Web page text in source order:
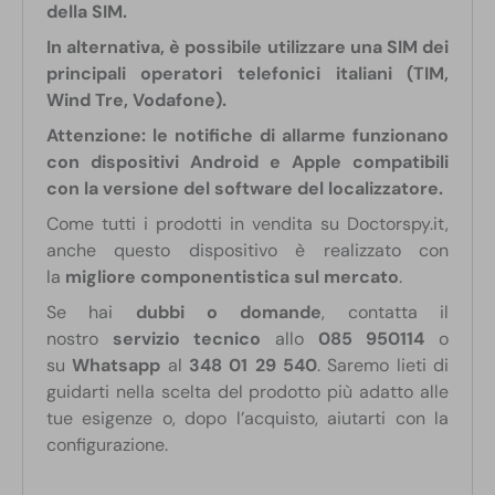
della SIM.
In alternativa, è possibile utilizzare una SIM dei
principali operatori telefonici italiani (TIM,
Wind Tre, Vodafone).
Attenzione: le notifiche di allarme funzionano
con dispositivi Android e Apple compatibili
con la versione del software del localizzatore.
Come tutti i prodotti in vendita su Doctorspy.it,
anche questo dispositivo è realizzato con
la migliore componentistica sul mercato.
Se hai dubbi o domande, contatta il
nostro servizio tecnico allo 085 950114 o
suWhatsapp al 348 01 29 540. Saremo lieti di
guidarti nella scelta del prodotto più adatto alle
tue esigenze o, dopo l’acquisto, aiutarti con la
configurazione.